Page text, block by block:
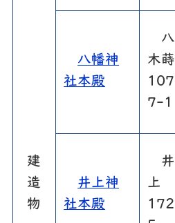
建
造
物
八幡神
社本殿
八
木蒔
107
7-1
井上神
社本殿
井
上
172